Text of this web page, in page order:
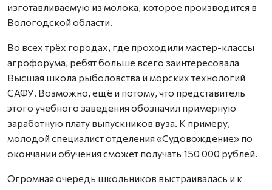
изготавливаемую из молока, которое производится в
Вологодской области.
Во всех трёх городах, где проходили мастер-классы
агрофорума, ребят больше всего заинтересовала
Высшая школа рыболовства и морских технологий
САФУ. Возможно, ещё и потому, что представитель
этого учебного заведения обозначил примерную
заработную плату выпускников вуза. К примеру,
молодой специалист отделения «Судовождение» по
окончании обучения сможет получать 150 000 рублей.
Огромная очередь школьников выстраивалась и к